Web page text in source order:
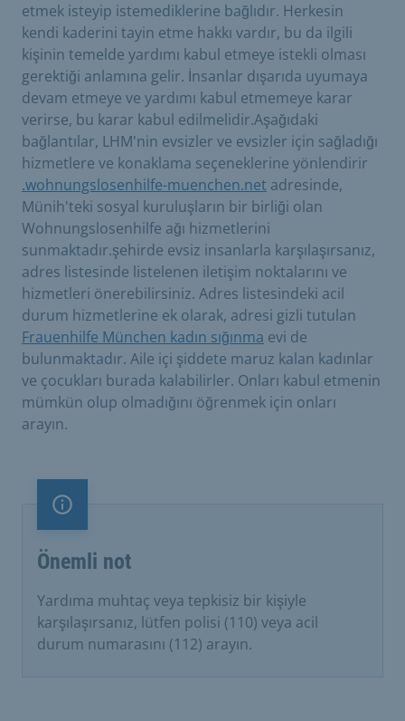
etmek isteyip istemediklerine bağlıdır. Herkesin
kendi kaderini tayin etme hakkı vardır, bu da ilgili
kişinin temelde yardımı kabul etmeye istekli olması
gerektiği anlamına gelir. İnsanlar dışarıda uyumaya
devam etmeye ve yardımı kabul etmemeye karar
verirse, bu karar kabul edilmelidir.Aşağıdaki
bağlantılar, LHM'nin evsizler ve evsizler için sağladığı
hizmetlere ve konaklama seçeneklerine yönlendirir
.wohnungslosenhilfe-muenchen.net adresinde,
Münih'teki sosyal kuruluşların bir birliği olan
Wohnungslosenhilfe ağı hizmetlerini
sunmaktadır.şehirde evsiz insanlarla karşılaşırsanız,
adres listesinde listelenen iletişim noktalarını ve
hizmetleri önerebilirsiniz. Adres listesindeki acil
durum hizmetlerine ek olarak, adresi gizli tutulan
Frauenhilfe München kadın sığınma evi de
bulunmaktadır. Aile içi şiddete maruz kalan kadınlar
ve çocukları burada kalabilirler. Onları kabul etmenin
mümkün olup olmadığını öğrenmek için onları
arayın.
Önemli not
Önemli not
Yardıma muhtaç veya tepkisiz bir kişiyle
karşılaşırsanız, lütfen polisi (110) veya acil
durum numarasını (112) arayın.